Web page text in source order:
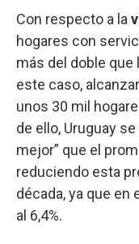
Con respecto a la
hogares con
más del doble que
este caso,
unos 30 mil
de ello, Uruguay
mejor” que el
reduciendo esta
década, ya que en
al 6,4%.